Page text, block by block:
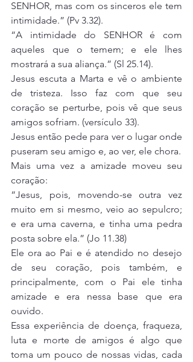
SENHOR, mas com os sinceros ele tem
intimidade.” (Pv 3.32).
“A intimidade do SENHOR é com
aqueles que o temem; e ele lhes
mostrará a sua aliança.” (Sl 25.14).
Jesus escuta a Marta e vê o ambiente
de tristeza. Isso faz com que seu
coração se perturbe, pois vê que seus
amigos sofriam. (versículo 33).
Jesus então pede para ver o lugar onde
puseram seu amigo e, ao ver, ele chora.
Mais uma vez a amizade moveu seu
coração:
“Jesus, pois, movendo-se outra vez
muito em si mesmo, veio ao sepulcro;
e era uma caverna, e tinha uma pedra
posta sobre ela.” (Jo 11.38)
Ele ora ao Pai e é atendido no desejo
de seu coração, pois também, e
principalmente, com o Pai ele tinha
amizade e era nessa base que era
ouvido.
Essa experiência de doença, fraqueza,
luta e morte de amigos é algo que
toma um pouco de nossas vidas, cada